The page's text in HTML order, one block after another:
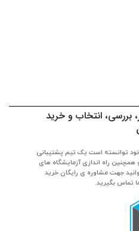
بررسی، انتخاب و خرید
خود توانسته است یک تیم پشتیبانی
راه اندازی آزمایشگاه های
جهت مشاوره ی رایگان خرید
تماس بگیرید.